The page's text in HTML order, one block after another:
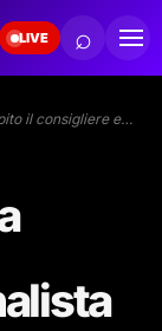
LIVE ⌕
il consigliere e…